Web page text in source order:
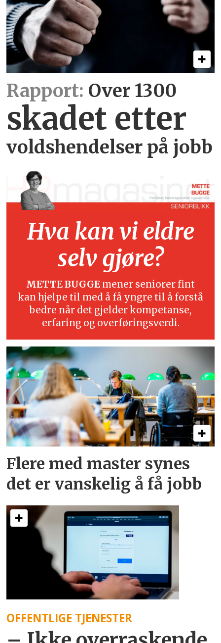
Rapport: Over 1300
skadet etter
voldshendelser på jobb
Hva kan vi eldre
selv gjøre?
METTE BUGGE mener seniorer fint
kan hjelpe til med å få yngre til å forstå
bedre når det gjelder kompetanse,
erfaring og overføringsverdi.
Flere med master synes
det er vanskelig å få jobb
OFFENTLIGE TJENESTER